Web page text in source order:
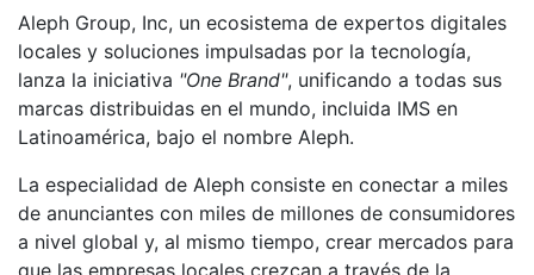
Aleph Group, Inc, un ecosistema de expertos digitales
locales y soluciones impulsadas por la tecnología,
lanza la iniciativa "One Brand", unificando a todas sus
marcas distribuidas en el mundo, incluida IMS en
Latinoamérica, bajo el nombre Aleph.
La especialidad de Aleph consiste en conectar a miles
de anunciantes con miles de millones de consumidores
a nivel global y, al mismo tiempo, crear mercados para
que las empresas locales crezcan a través de la